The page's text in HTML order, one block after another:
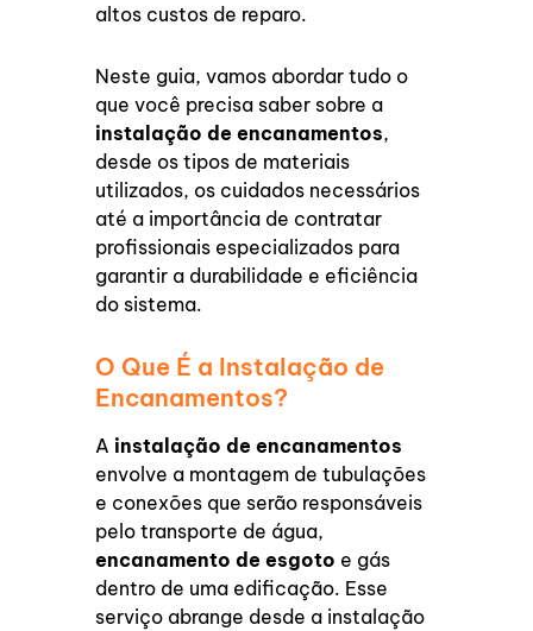
altos custos de reparo.
Neste guia, vamos abordar tudo o
que você precisa saber sobre a
instalação de encanamentos,
desde os tipos de materiais
utilizados, os cuidados necessários
até a importância de contratar
profissionais especializados para
garantir a durabilidade e eficiência
do sistema.
O Que É a Instalação de
Encanamentos?
A instalação de encanamentos
envolve a montagem de tubulações
e conexões que serão responsáveis
pelo transporte de água,
encanamento de esgoto e gás
dentro de uma edificação. Esse
serviço abrange desde a instalação